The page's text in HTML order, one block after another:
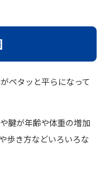
ペタッと平らになって
腱が年齢や体重の増加
歩き方などいろいろな